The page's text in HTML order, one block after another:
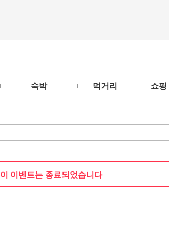
숙박 먹거리 쇼핑
이 이벤트는 종료되었습니다